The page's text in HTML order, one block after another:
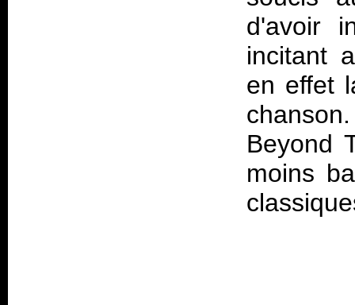
d'avoir
incitant
en effet
Beyond
moins